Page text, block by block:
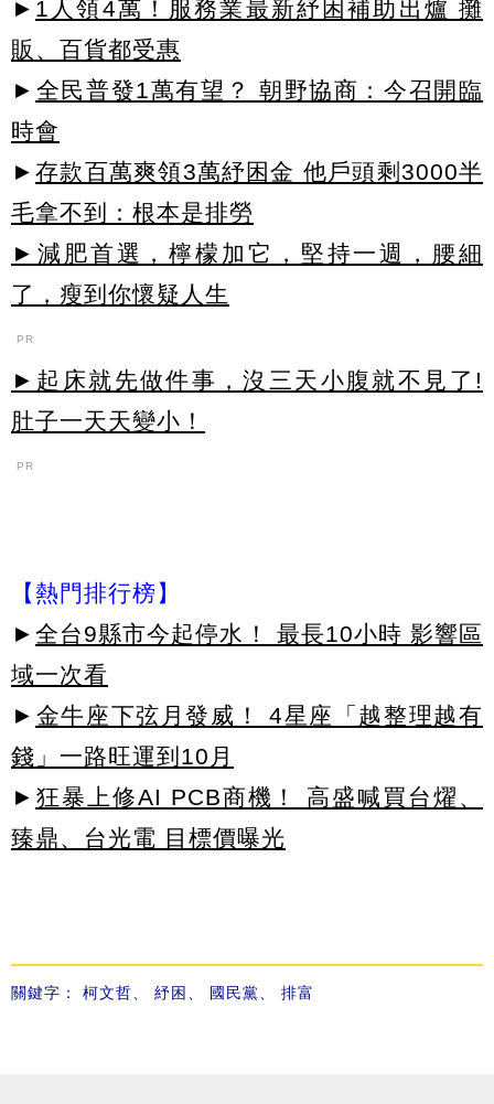
► 1人領4萬！服務業最新紓困補助出爐 攤
販、百貨都受惠
► 全民普發1萬有望？ 朝野協商：今召開臨
時會
► 存款百萬爽領3萬紓困金 他戶頭剩3000半
毛拿不到：根本是排勞
►減肥首選，檸檬加它，堅持一週，腰細
了，瘦到你懷疑人生
PR
►起床就先做件事，沒三天小腹就不見了!
肚子一天天變小！
PR
【熱門排行榜】
► 全台9縣市今起停水！ 最長10小時 影響區
域一次看
► 金牛座下弦月發威！ 4星座「越整理越有
錢」一路旺運到10月
► 狂暴上修AI PCB商機！ 高盛喊買台燿、
臻鼎、台光電 目標價曝光
關鍵字： 柯文哲 紓困 國民黨 排富